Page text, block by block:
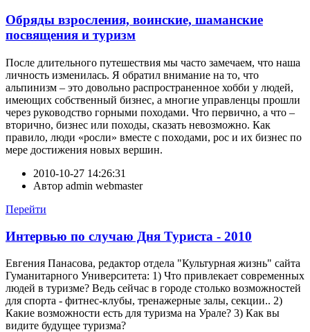
Обряды взросления, воинские, шаманские
посвящения и туризм
После длительного путешествия мы часто замечаем, что наша
личность изменилась. Я обратил внимание на то, что
альпинизм – это довольно распространенное хобби у людей,
имеющих собственный бизнес, а многие управленцы прошли
через руководство горными походами. Что первично, а что –
вторично, бизнес или походы, сказать невозможно. Как
правило, люди «росли» вместе с походами, рос и их бизнес по
мере достижения новых вершин.
2010-10-27 14:26:31
Автор admin webmaster
Перейти
Интервью по случаю Дня Туриста - 2010
Евгения Панасова, редактор отдела "Культурная жизнь" сайта
Гуманитарного Университета: 1) Что привлекает современных
людей в туризме? Ведь сейчас в городе столько возможностей
для спорта - фитнес-клубы, тренажерные залы, секции.. 2)
Какие возможности есть для туризма на Урале? 3) Как вы
видите будущее туризма?